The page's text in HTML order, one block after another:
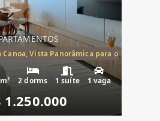
Vista Panorâmica para o Mar, 2
2 dorms 1 suíte 1 vaga
1.250.000